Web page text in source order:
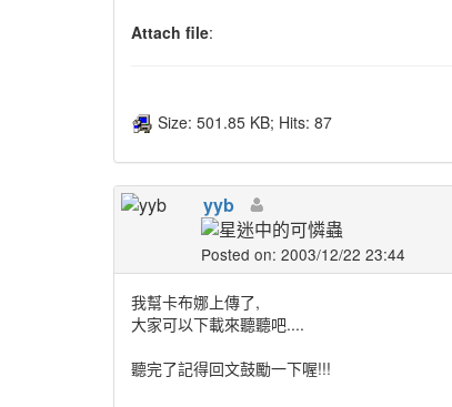
Attach file:
Size: 501.85 KB; Hits: 87
yyb
Posted on: 2003/12/22 23:44
我幫卡布娜上傳了,
大家可以下載來聽聽吧....
聽完了記得回文鼓勵一下喔!!!